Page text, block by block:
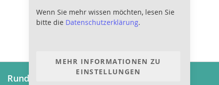
Wenn Sie mehr wissen möchten, lesen Sie
bitte die Datenschutzerklärung.
MEHR INFORMATIONEN ZU
EINSTELLUNGEN
Rund um Bestellungen